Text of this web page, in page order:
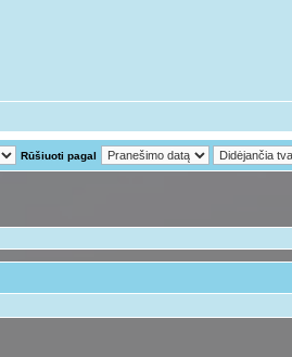
Rūšiuoti pagal